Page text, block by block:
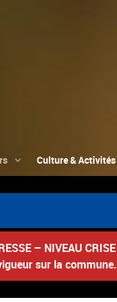
Culture & Activités
– NIVEAU CRISE
sur la commune.